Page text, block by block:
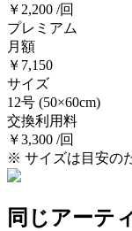
￥2,200 /回
プレミアム
月額
￥7,150
サイズ
12号 (50×60cm)
交換利用料
￥3,300 /回
※ サイズは目安の
同じアーテ